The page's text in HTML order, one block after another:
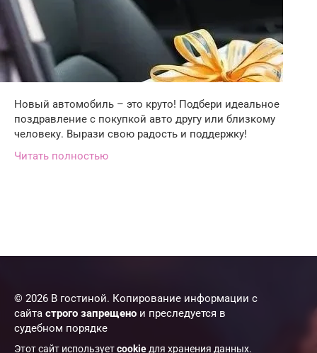
Новый автомобиль – это круто! Подбери идеальное
поздравление с покупкой авто другу или близкому
человеку. Вырази свою радость и поддержку!
Читать полностью
© 2026 В гостиной. Копирование информации с
сайта строго запрещено и преследуется в
судебном порядке
Этот сайт используетcookie для хранения данных.